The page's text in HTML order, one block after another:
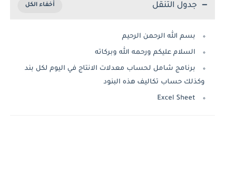
جدول التنقل
بسم الله الرحمن الرحيم
السلام عليكم ورحمه الله وبركاته
برنامج شامل لحساب معدلات الانتاج في اليوم لكل بند
وكذلك حساب تكاليف هذه البنود
Excel Sheet